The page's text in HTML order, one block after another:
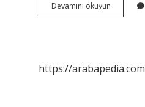
Devamını okuyun
Olayı
https://arabapedia.com